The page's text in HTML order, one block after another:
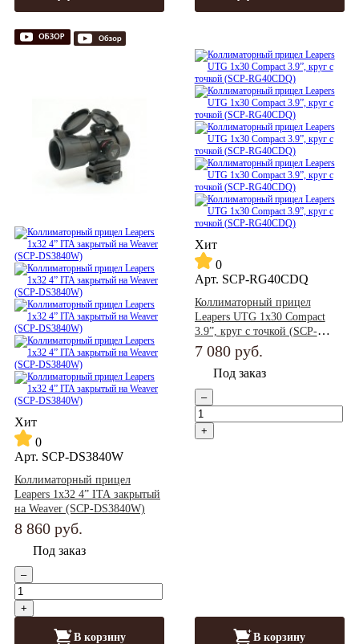
Хит
0
Арт. SCP-DS3840W
Коллиматорный прицел
Leapers 1x32 4” ITA закрытый
на Weaver (SCP-DS3840W)
8 860 руб.
Под заказ
–
+
В корзину
Хит
0
Арт. SCP-RG40CDQ
Коллиматорный прицел
Leapers UTG 1x30 Compact
3.9”, круг с точкой (SCP-
RG40CDQ)
7 080 руб.
Под заказ
–
+
В корзину